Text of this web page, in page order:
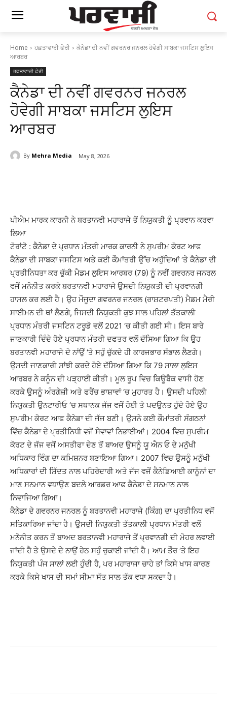
Home ਹਫ਼ਤਾਵਾਰੀ ਫੇਰੀ
ਕੈਨੇਡਾ ਦੀ ਨਵੀਂ ਗਵਰਨਰ ਜਨਰਲ ਹੋਵੇਗੀ ਸਾਬਕਾ ਜਸਟਿਸ ਲੁਇਸ
ਆਰਬਰ
ਹਫ਼ਤਾਵਾਰੀ ਫੇਰੀ
ਕੈਨੇਡਾ ਦੀ ਨਵੀਂ ਗਵਰਨਰ ਜਨਰਲ
ਹੋਵੇਗੀ ਸਾਬਕਾ ਜਸਟਿਸ ਲੁਇਸ
ਆਰਬਰ
By Mehra Media May 8, 2026
ਪੀਐਮ ਮਾਰਕ ਕਾਰਨੀ ਨੇ ਬਰਤਾਨਵੀ ਮਹਾਰਾਜੇ ਤੋਂ ਨਿਯੁਕਤੀ ਨੂੰ ਪ੍ਰਵਾਨ ਕਰਵਾ
ਲਿਆ
ਟੋਰਾਂਟੋ : ਕੈਨੇਡਾ ਦੇ ਪ੍ਰਧਾਨ ਮੰਤਰੀ ਮਾਰਕ ਕਾਰਨੀ ਨੇ ਸੁਪਰੀਮ ਕੋਰਟ ਆਫ
ਕੈਨੇਡਾ ਦੀ ਸਾਬਕਾ ਜਸਟਿਸ ਅਤੇ ਕਈ ਕੌਮਾਂਤਰੀ ਉੱਚ ਅਹੁੱਦਿਆਂ ‘ਤੇ ਕੈਨੇਡਾ ਦੀ
ਪ੍ਰਤੀਨਿਧਤਾ ਕਰ ਚੁੱਕੀ ਮੈਡਮ ਲੁਇਸ ਆਰਬਰ (79) ਨੂੰ ਨਵੀਂ ਗਵਰਨਰ ਜਨਰਲ
ਵਜੋਂ ਮਨੋਨੀਤ ਕਰਕੇ ਬਰਤਾਨਵੀ ਮਹਾਰਾਜੇ ਉਸਦੀ ਨਿਯੁਕਤੀ ਦੀ ਪ੍ਰਵਾਨਗੀ
ਹਾਸਲ ਕਰ ਲਈ ਹੈ। ਉਹ ਮੌਜੂਦਾ ਗਵਰਨਰ ਜਨਰਲ (ਰਾਸ਼ਟਰਪਤੀ) ਮੈਡਮ ਮੈਰੀ
ਸਾਈਮਨ ਦੀ ਥਾਂ ਲੈਣਗੇ, ਜਿਸਦੀ ਨਿਯੁਕਤੀ ਕੁਝ ਸਾਲ ਪਹਿਲਾਂ ਤੱਤਕਾਲੀ
ਪ੍ਰਧਾਨ ਮੰਤਰੀ ਜਸਟਿਨ ਟਰੂਡੋ ਵਲੋਂ 2021 ‘ਚ ਕੀਤੀ ਗਈ ਸੀ। ਇਸ ਬਾਰੇ
ਜਾਣਕਾਰੀ ਦਿੰਦੇ ਹੋਏ ਪ੍ਰਧਾਨ ਮੰਤਰੀ ਦਫਤਰ ਵਲੋਂ ਦੱਸਿਆ ਗਿਆ ਕਿ ਉਹ
ਬਰਤਾਨਵੀ ਮਹਾਰਾਜੇ ਦੇ ਨਾਂਉਂ ‘ਤੇ ਸਹੁੰ ਚੁੱਕਦੇ ਹੀ ਕਾਰਜਭਾਰ ਸੰਭਾਲ ਲੈਣਗੇ।
ਉਸਦੀ ਜਾਣਕਾਰੀ ਸਾਂਝੀ ਕਰਦੇ ਹੋਏ ਦੱਸਿਆ ਗਿਆ ਕਿ 79 ਸਾਲਾ ਲੁਇਸ
ਆਰਬਰ ਨੇ ਕਨੂੰਨ ਦੀ ਪੜ੍ਹਾਈ ਕੀਤੀ। ਮੂਲ ਰੂਪ ਵਿਚ ਕਿਊਬੈਕ ਵਾਸੀ ਹੋਣ
ਕਰਕੇ ਉਸਨੂੰ ਅੰਰਗੇਜ਼ੀ ਅਤੇ ਫਰੈਂਚ ਭਾਸ਼ਾਵਾਂ ‘ਚ ਮੁਹਾਰਤ ਹੈ। ਉਸਦੀ ਪਹਿਲੀ
ਨਿਯੁਕਤੀ ਉਨਟਾਰੀਓ ‘ਚ ਸਥਾਨਕ ਜੱਜ ਵਜੋਂ ਹੋਈ ਤੇ ਪਦਉਨਤ ਹੁੰਦੇ ਹੋਏ ਉਹ
ਸੁਪਰੀਮ ਕੋਰਟ ਆਫ ਕੈਨੇਡਾ ਦੀ ਜੱਜ ਬਣੀ। ਉਸਨੇ ਕਈ ਕੌਮਾਂਤਰੀ ਸੰਗਠਨਾਂ
ਵਿੱਚ ਕੈਨੇਡਾ ਦੇ ਪ੍ਰਤੀਨਿਧੀ ਵਜੋਂ ਸੇਵਾਵਾਂ ਨਿਭਾਈਆਂ। 2004 ਵਿਚ ਸੁਪਰੀਮ
ਕੋਰਟ ਦੇ ਜੱਜ ਵਜੋਂ ਅਸਤੀਫਾ ਦੇਣ ਤੋਂ ਬਾਅਦ ਉਸਨੂੰ ਯੂ ਐਨ ਓ ਦੇ ਮਨੁੱਖੀ
ਅਧਿਕਾਰ ਵਿੰਗ ਦਾ ਕਮਿਸ਼ਨਰ ਬਣਾਇਆ ਗਿਆ। 2007 ਵਿਚ ਉਸਨੂੰ ਮਨੁੱਖੀ
ਅਧਿਕਾਰਾਂ ਦੀ ਸ਼ਿੱਦਤ ਨਾਲ ਪਹਿਰੇਦਾਰੀ ਅਤੇ ਜੱਜ ਵਜੋਂ ਕੈਨੇਡਿਆਈ ਕਾਨੂੰਨਾਂ ਦਾ
ਮਾਣ ਸਨਮਾਨ ਵਧਾਉਣ ਬਦਲੇ ਆਰਡਰ ਆਫ ਕੈਨੇਡਾ ਦੇ ਸਨਮਾਨ ਨਾਲ
ਨਿਵਾਜਿਆ ਗਿਆ।
ਕੈਨੇਡਾ ਦੇ ਗਵਰਨਰ ਜਨਰਲ ਨੂੰ ਬਰਤਾਨਵੀ ਮਹਾਰਾਜੇ (ਕਿੰਗ) ਦਾ ਪ੍ਰਤੀਨਿਧ ਵਜੋਂ
ਸਤਿਕਾਰਿਆ ਜਾਂਦਾ ਹੈ। ਉਸਦੀ ਨਿਯੁਕਤੀ ਤੱਤਕਾਲੀ ਪ੍ਰਧਾਨ ਮੰਤਰੀ ਵਲੋਂ
ਮਨੋਨੀਤ ਕਰਨ ਤੋਂ ਬਾਅਦ ਬਰਤਾਨਵੀ ਮਹਾਰਾਜੇ ਤੋਂ ਪ੍ਰਵਾਨਗੀ ਦੀ ਮੋਹਰ ਲਵਾਈ
ਜਾਂਦੀ ਹੈ ਤੇ ਉਸਦੇ ਦੇ ਨਾਉਂ ਹੇਠ ਸਹੁੰ ਚੁਕਾਈ ਜਾਂਦੀ ਹੈ। ਆਮ ਤੌਰ ‘ਤੇ ਇਹ
ਨਿਯੁਕਤੀ ਪੰਜ ਸਾਲਾਂ ਲਈ ਹੁੰਦੀ ਹੈ, ਪਰ ਮਹਾਰਾਜਾ ਚਾਹੇ ਤਾਂ ਕਿਸੇ ਖਾਸ ਕਾਰਣ
ਕਰਕੇ ਕਿਸੇ ਖਾਸ ਦੀ ਸਮਾਂ ਸੀਮਾ ਸੱਤ ਸਾਲ ਤੱਕ ਵਧਾ ਸਕਦਾ ਹੈ।